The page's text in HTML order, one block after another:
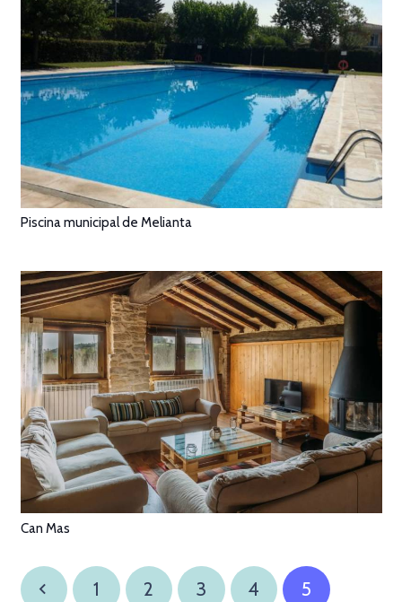
Piscina municipal de Melianta
Can Mas
1 2 3 4 5